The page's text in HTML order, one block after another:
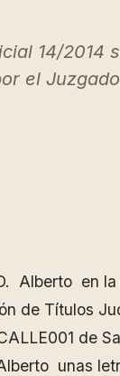
14/2014
el
Alberto en
de Títulos
de
unas